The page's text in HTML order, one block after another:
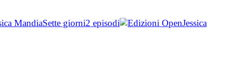
MandiaSette giorni2 episodi
Jessica